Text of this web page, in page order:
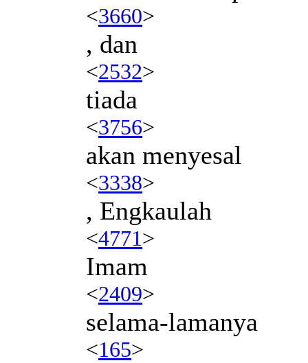
<3660>
, dan
<2532>
tiada
<3756>
akan menyesal
<3338>
, Engkaulah
<4771>
Imam
<2409>
selama-lamanya
<165>